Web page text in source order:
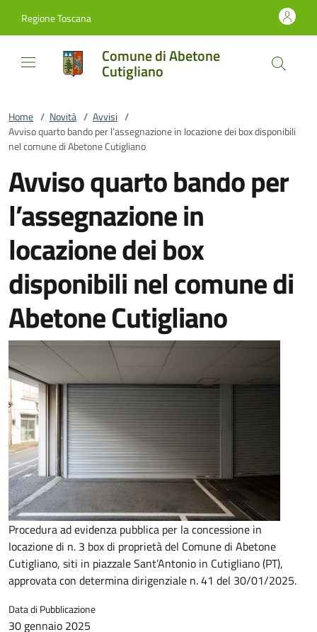
Regione Toscana
Comune di Abetone
Cutigliano
Home / Novità / Avvisi /
Avviso quarto bando per l’assegnazione in locazione dei box disponibili
nel comune di Abetone Cutigliano
Avviso quarto bando per
l’assegnazione in
locazione dei box
disponibili nel comune di
Abetone Cutigliano
Procedura ad evidenza pubblica per la concessione in
locazione di n. 3 box di proprietà del Comune di Abetone
Cutigliano, siti in piazzale Sant’Antonio in Cutigliano (PT),
approvata con determina dirigenziale n. 41 del 30/01/2025.
Data di Pubblicazione
30 gennaio 2025